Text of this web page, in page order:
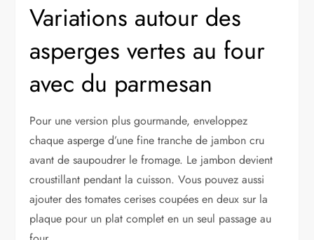
Variations autour des
asperges vertes au four
avec du parmesan
Pour une version plus gourmande, enveloppez
chaque asperge d’une fine tranche de jambon cru
avant de saupoudrer le fromage. Le jambon devient
croustillant pendant la cuisson. Vous pouvez aussi
ajouter des tomates cerises coupées en deux sur la
plaque pour un plat complet en un seul passage au